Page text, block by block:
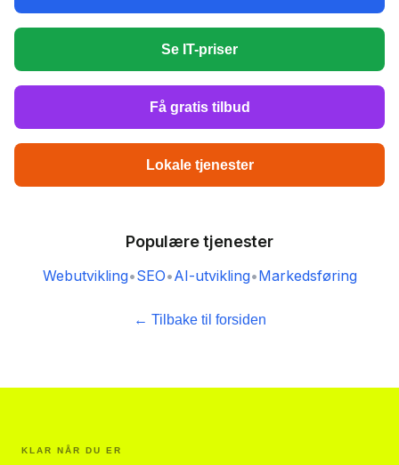
Se IT-priser
Få gratis tilbud
Lokale tjenester
Populære tjenester
Webutvikling•SEO•AI-utvikling•Markedsføring
← Tilbake til forsiden
KLAR NÅR DU ER